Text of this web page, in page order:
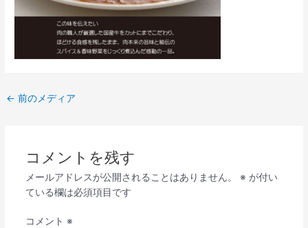
← 前のメディア
コメントを残す
メールアドレスが公開されることはありません。 ※ が付い
ている欄は必須項目です
コメント ※